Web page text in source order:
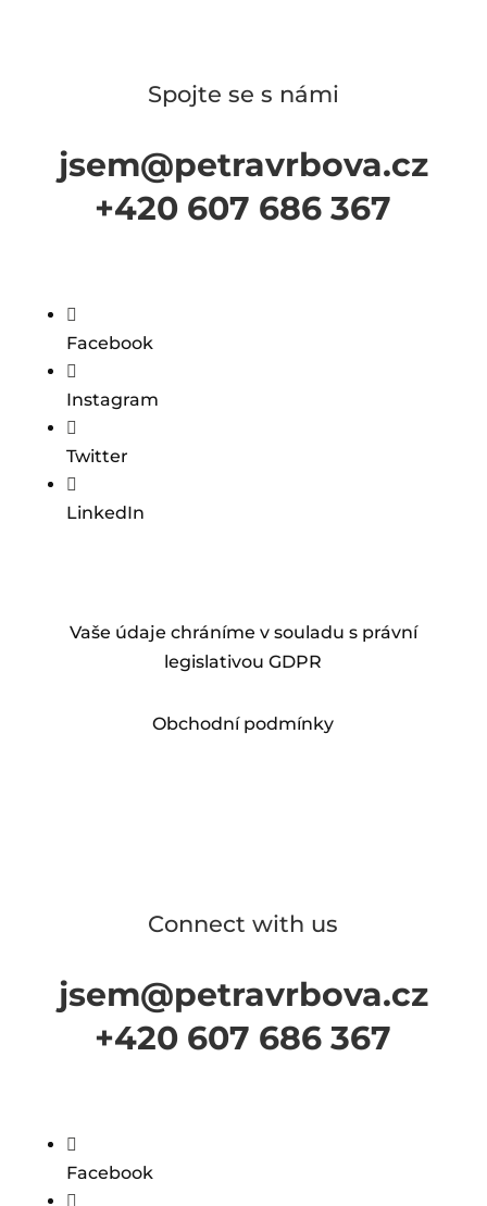
Spojte se s námi
jsem@petravrbova.cz
+420 607 686 367

Facebook

Instagram

Twitter

LinkedIn
Vaše údaje chráníme v souladu s právní
legislativou GDPR
Obchodní podmínky
Connect with us
jsem@petravrbova.cz
+420 607 686 367

Facebook
